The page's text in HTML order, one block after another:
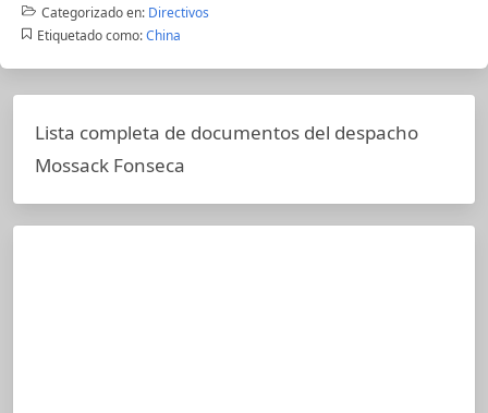
Categorizado en: Directivos
Etiquetado como: China
Lista completa de documentos del despacho
Mossack Fonseca